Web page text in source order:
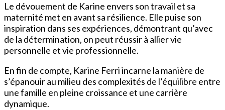
Le dévouement de Karine envers son travail et sa
maternité met en avant sa résilience. Elle puise son
inspiration dans ses expériences, démontrant qu’avec
de la détermination, on peut réussir à allier vie
personnelle et vie professionnelle.
En fin de compte, Karine Ferri incarne la manière de
s’épanouir au milieu des complexités de l’équilibre entre
une famille en pleine croissance et une carrière
dynamique.